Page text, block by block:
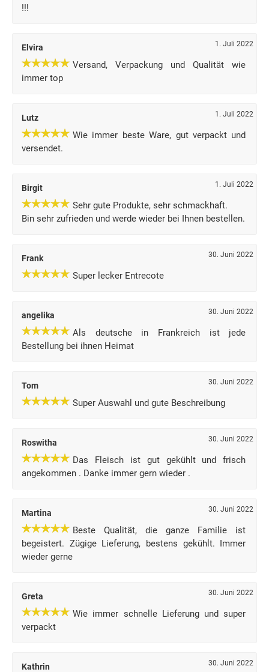
!!!
Elvira 1. Juli 2022
Versand, Verpackung und Qualität wie
immer top
Lutz 1. Juli 2022
Wie immer beste Ware, gut verpackt und
versendet.
Birgit 1. Juli 2022
Sehr gute Produkte, sehr schmackhaft.
Bin sehr zufrieden und werde wieder bei Ihnen bestellen.
Frank 30. Juni 2022
Super lecker Entrecote
angelika 30. Juni 2022
Als deutsche in Frankreich ist jede
Bestellung bei ihnen Heimat
Tom 30. Juni 2022
Super Auswahl und gute Beschreibung
Roswitha 30. Juni 2022
Das Fleisch ist gut gekühlt und frisch
angekommen . Danke immer gern wieder .
Martina 30. Juni 2022
Beste Qualität, die ganze Familie ist
begeistert. Zügige Lieferung, bestens gekühlt. Immer
wieder gerne
Greta 30. Juni 2022
Wie immer schnelle Lieferung und super
verpackt
Kathrin 30. Juni 2022